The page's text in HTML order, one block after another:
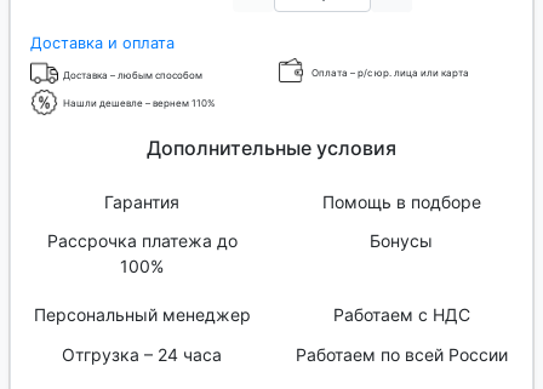
Доставка и оплата
Доставка – любым способом Оплата – р/с юр. лица или карта
Нашли дешевле – вернем 110%
Дополнительные условия
Гарантия
Помощь в подборе
Рассрочка платежа до
100%
Бонусы
Персональный менеджер
Работаем с НДС
Отгрузка – 24 часа
Работаем по всей России